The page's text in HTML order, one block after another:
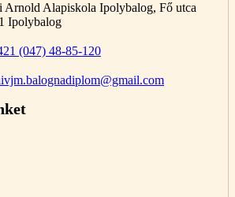
Arnold Alapiskola Ipolybalog, Fő utca
Ipolybalog
(047) 48-85-120